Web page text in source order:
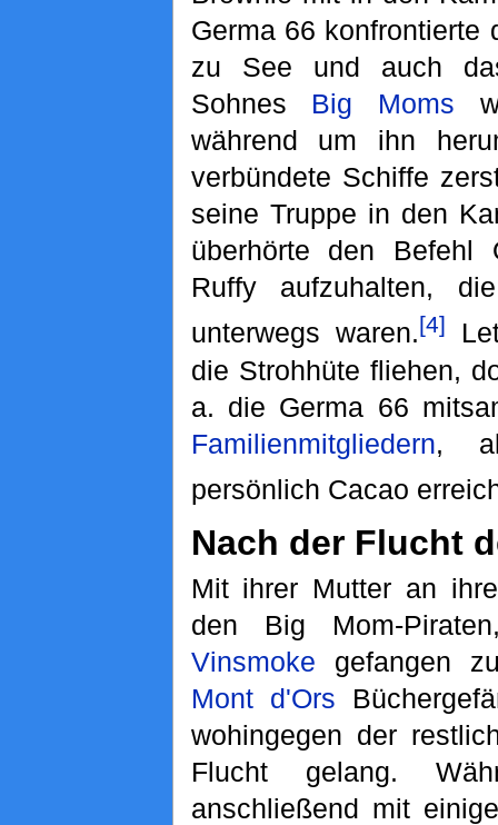
Germa 66 konfrontierte
zu See und auch
Sohnes Big Moms
während um ihn
verbündete Schiffe
seine Truppe in den
überhörte den
Ruffy aufzuhalten,
unterwegs waren.[4]
die Strohhüte fliehen,
a. die Germa 66
Familienmitgliedern,
persönlich Cacao
Nach der Flucht
Mit ihrer Mutter an
den Big Mom-
Vinsmoke gefangen
Mont d'Ors
wohingegen der
Flucht gelang.
anschließend mit